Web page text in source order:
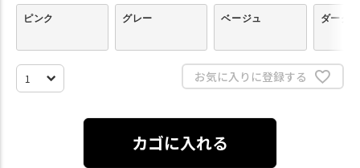
ピンク グレー ベージュ ダーク
お気に入りに登録する
カゴに入れる